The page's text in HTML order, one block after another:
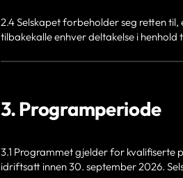
2.4 Selskapet forbeholder seg retten til,
tilbakekalle enhver deltakelse i henhold
3. Programperiode
3.1 Programmet gjelder for kvalifiserte
idriftsatt innen 30. september 2026.